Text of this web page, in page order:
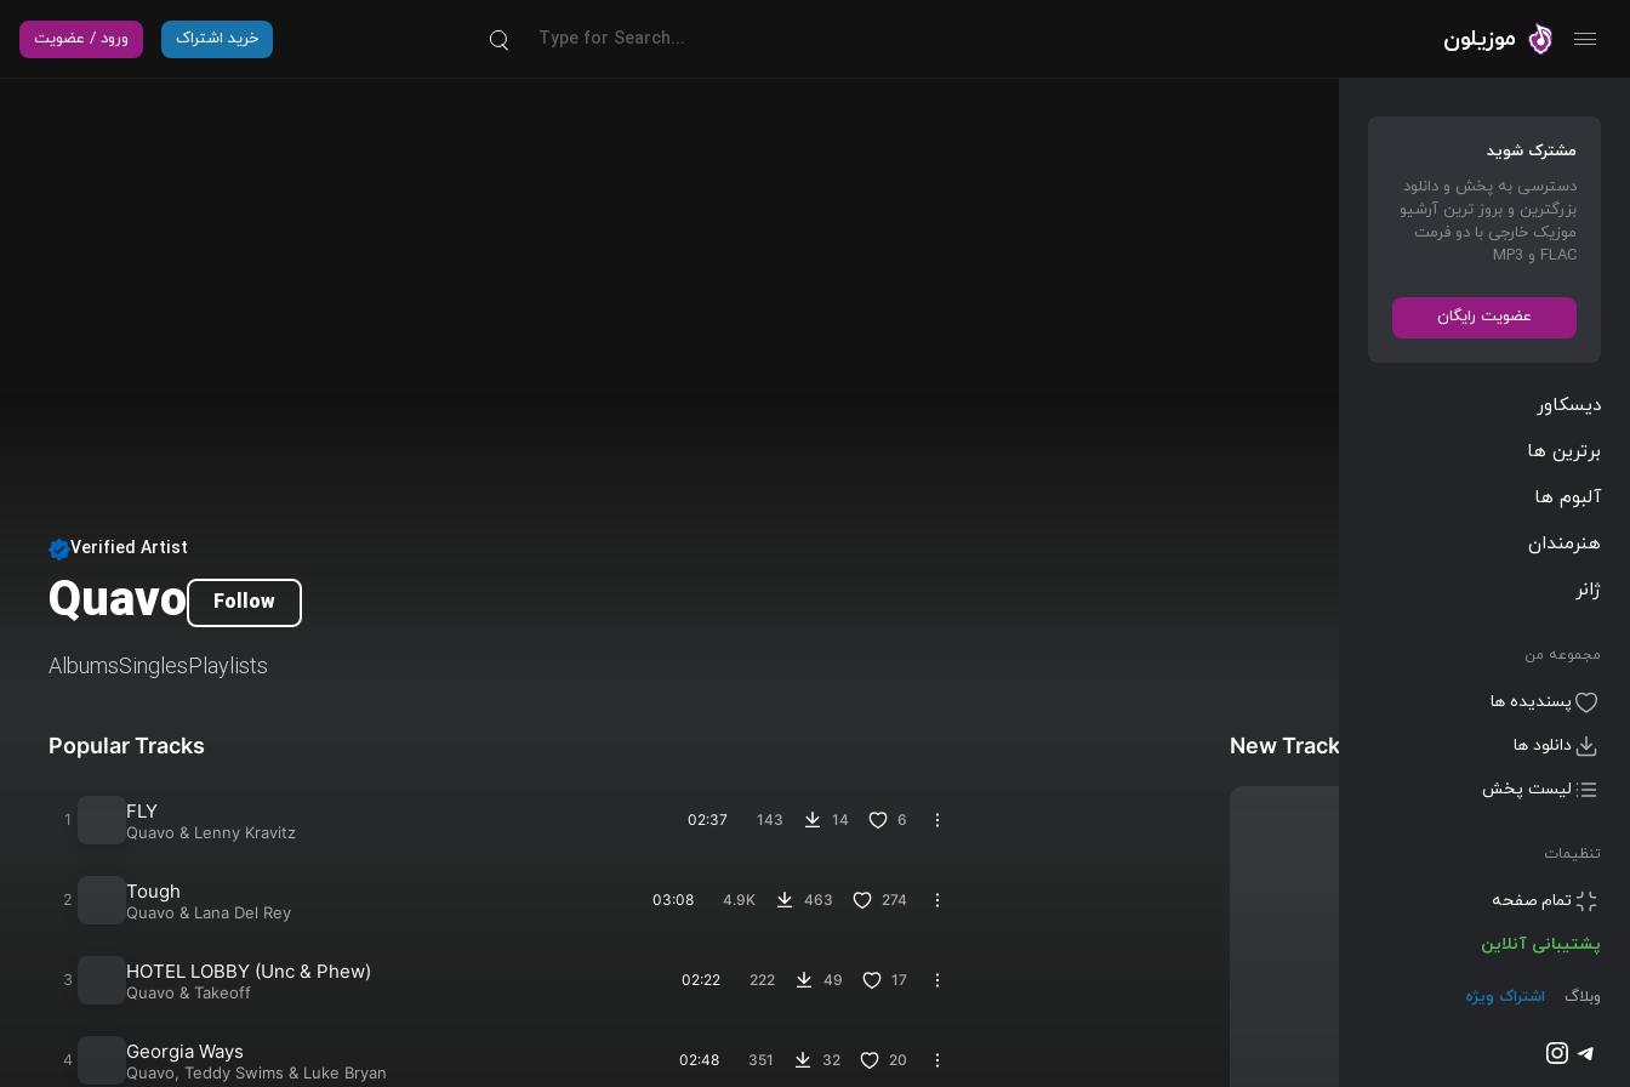
موزیلون خرید اشتراک ورود / عضویت
مشترک شوید
دسترسی به پخش و دانلود
بزرگترین و بروز ترین آرشیو
موزیک خارجی با دو فرمت
FLAC و MP3
عضویت رایگان
دیسکاور
برترین ها
آلبوم ها
هنرمندان
ژانر
مجموعه من
پسندیده ها
دانلود ها
لیست پخش
تنظیمات
تمام صفحه
پشتیبانی آنلاین
وبلاگ اشتراک ویژه
تلگراماینستاگرم
Verified Artist
Quavo Follow
AlbumsSinglesPlaylists
Popular Tracks
FLY
Quavo & Lenny Kravitz
02:37 143 14 6
Tough
Quavo & Lana Del Rey
03:08 4.9K 463 274
HOTEL LOBBY (Unc & Phew)
Quavo & Takeoff
02:22 222 49 17
Georgia Ways
Quavo Teddy Swims & Luke Bryan
02:48 351 32 20
New Tracks